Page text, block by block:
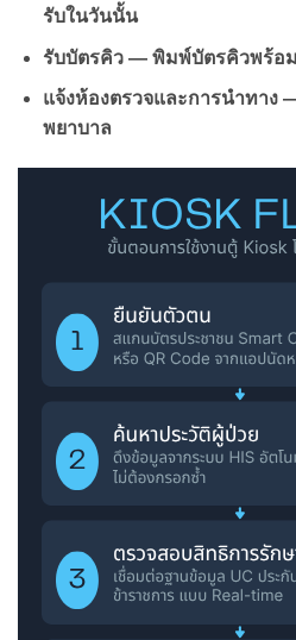
รับในวันนั้น
รับบัตรคิว — พิมพ์บัตรคิวพร้อ
แจ้งห้องตรวจและการนำทาง
พยาบาล